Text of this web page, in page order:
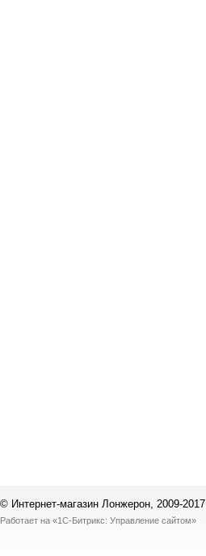
© Интернет-магазин Лонжерон, 2009-2017
Работает на «1С-Битрикс: Управление сайтом»